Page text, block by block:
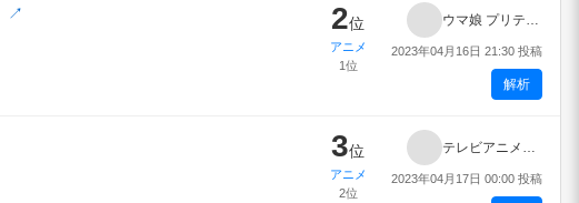
↗ 2位
アニメ
1位
ウマ娘 プリティーダービー ROAD TO THE TOP
2023年04月16日 21:30 投稿
解析
3位
アニメ
2位
テレビアニメ「鬼滅の刃」刀鍛冶の里編
2023年04月17日 00:00 投稿